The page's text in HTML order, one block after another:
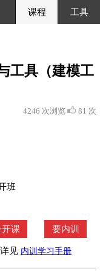
课程 工具
工具（建模工
4246 次浏览 81 次
班
课 要内训
见 内训学习手册